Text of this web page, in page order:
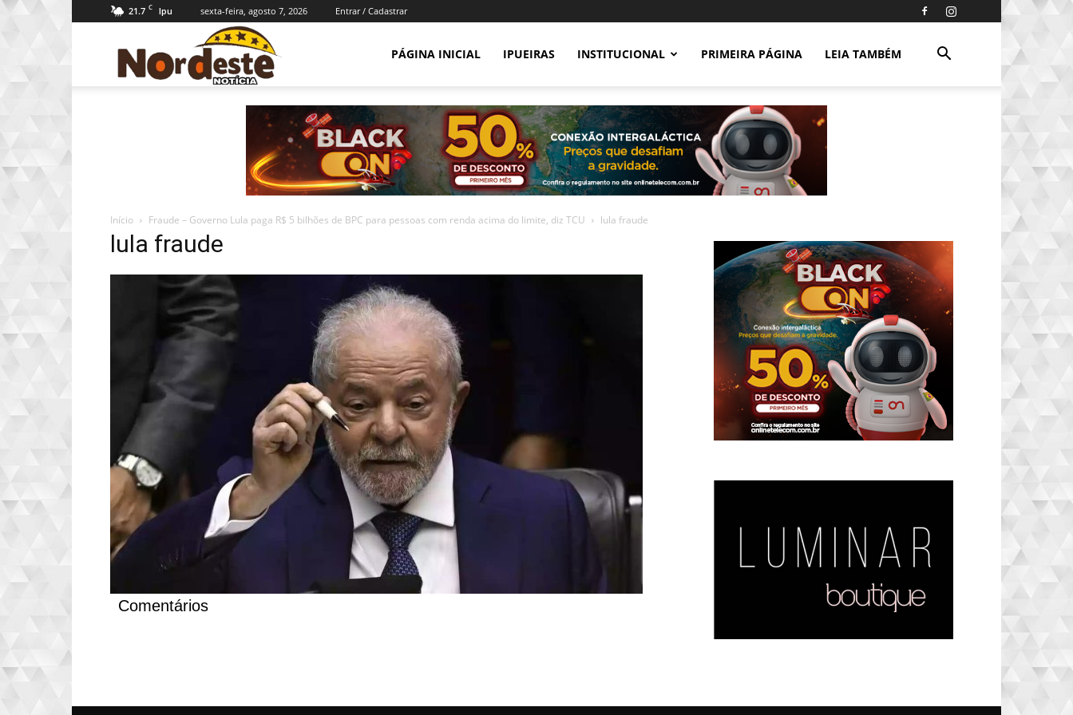
21.7 C Ipu sexta-feira, agosto 7, 2026 Entrar / Cadastrar
Notícia
PÁGINA INICIAL IPUEIRAS INSTITUCIONAL PRIMEIRA PÁGINA LEIA TAMBÉM
Início Fraude – Governo Lula paga R$ 5 bilhões de BPC para pessoas com renda acima do limite, diz TCU lula fraude
lula fraude
Comentários